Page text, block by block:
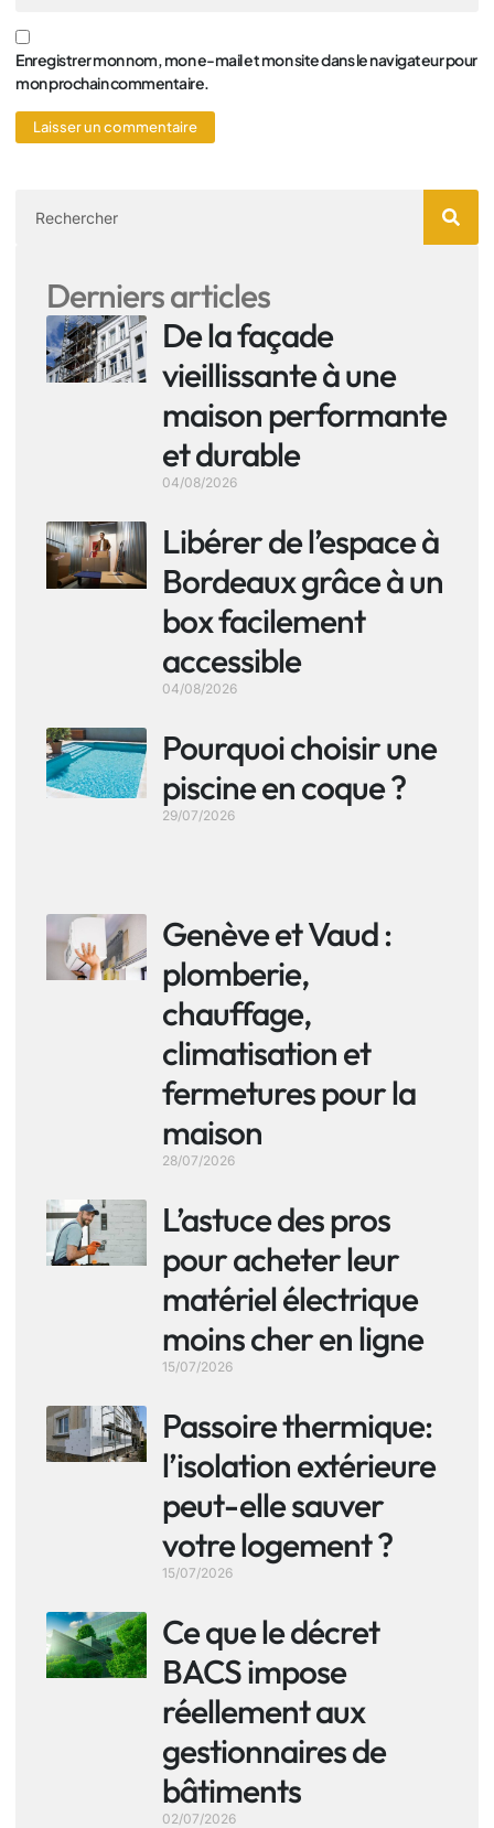
Enregistrer mon nom, mon e-mail et mon site dans le navigateur pour
mon prochain commentaire.
Derniers articles
De la façade
vieillissante à une
maison performante
et durable
04/08/2026
Libérer de l’espace à
Bordeaux grâce à un
box facilement
accessible
04/08/2026
Pourquoi choisir une
piscine en coque ?
29/07/2026
Genève et Vaud :
plomberie,
chauffage,
climatisation et
fermetures pour la
maison
28/07/2026
L’astuce des pros
pour acheter leur
matériel électrique
moins cher en ligne
15/07/2026
Passoire thermique:
l’isolation extérieure
peut-elle sauver
votre logement ?
15/07/2026
Ce que le décret
BACS impose
réellement aux
gestionnaires de
bâtiments
02/07/2026